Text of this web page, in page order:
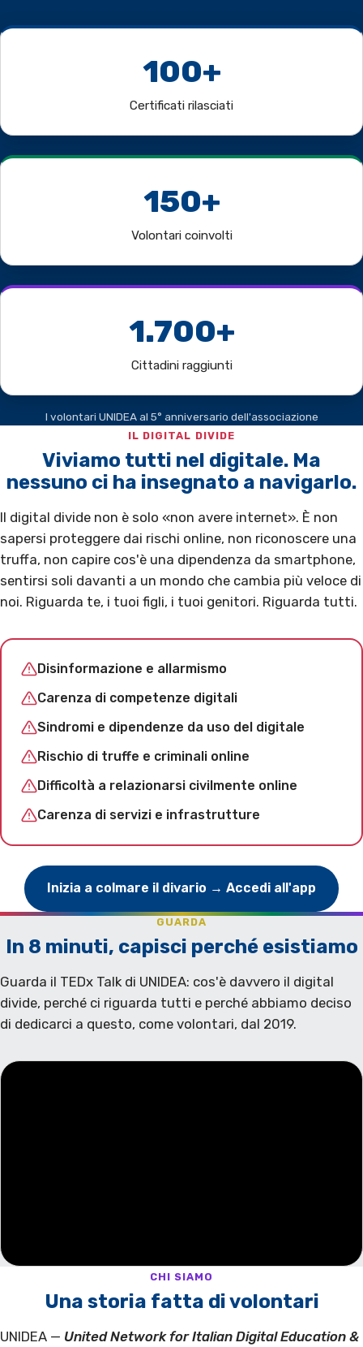
100+
Certificati rilasciati
150+
Volontari coinvolti
1.700+
Cittadini raggiunti
I volontari UNIDEA al 5° anniversario dell'associazione
IL DIGITAL DIVIDE
Viviamo tutti nel digitale. Ma
nessuno ci ha insegnato a navigarlo.
Il digital divide non è solo «non avere internet». È non
sapersi proteggere dai rischi online, non riconoscere una
truffa, non capire cos'è una dipendenza da smartphone,
sentirsi soli davanti a un mondo che cambia più veloce di
noi. Riguarda te, i tuoi figli, i tuoi genitori. Riguarda tutti.
Disinformazione e allarmismo
Carenza di competenze digitali
Sindromi e dipendenze da uso del digitale
Rischio di truffe e criminali online
Difficoltà a relazionarsi civilmente online
Carenza di servizi e infrastrutture
Inizia a colmare il divario → Accedi all'app
GUARDA
In 8 minuti, capisci perché esistiamo
Guarda il TEDx Talk di UNIDEA: cos'è davvero il digital
divide, perché ci riguarda tutti e perché abbiamo deciso
di dedicarci a questo, come volontari, dal 2019.
CHI SIAMO
Una storia fatta di volontari
UNIDEA — United Network for Italian Digital Education &